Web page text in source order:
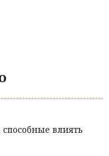
влиять